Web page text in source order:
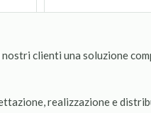
nostri clienti una soluzione
realizzazione e